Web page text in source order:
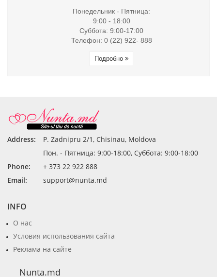
Понедельник - Пятница:
9:00 - 18:00
Суббота: 9:00-17:00
Телефон: 0 (22) 922- 888
Подробно
Address:
P. Zadnipru 2/1, Chisinau, Moldova
Пон. - Пятница: 9:00-18:00, Суббота: 9:00-18:00
Phone:
+ 373 22 922 888
Email:
support@nunta.md
INFO
О нас
Условия использования сайта
Реклама на сайте
Nunta.md